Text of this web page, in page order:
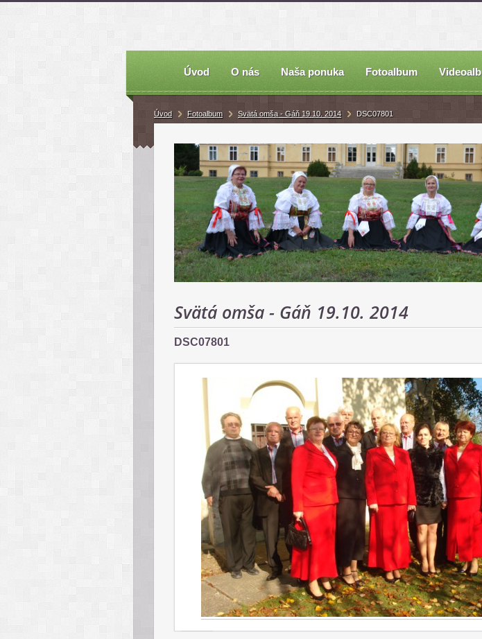
Úvod O nás Naša ponuka Fotoalbum
Úvod Fotoalbum Svätá omša - Gáň 19.10. 2014 DSC07801
Svätá omša - Gáň 19.10. 2014
DSC07801